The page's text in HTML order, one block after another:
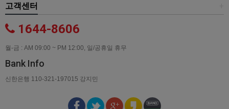
고객센터
1644-8606
월-금 : AM 09:00 ~ PM 12:00, 일/공휴일 휴무
Bank Info
신한은행 110-321-197015 강지민